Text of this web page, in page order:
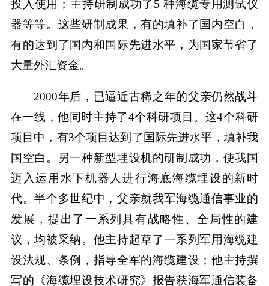
投入使用；主持研制成功了5 种海缆专用测试仪
器等等。这些研制成果，有的填补了国内空白，
有的达到了国内和国际先进水平，为国家节省了
大量外汇资金。
2000年后，已逼近古稀之年的父亲仍然战斗
在一线，他同时主持了4个科研项目。这4个科研
项目中，有3个项目达到了国际先进水平，填补我
国空白。另一种新型埋设机的研制成功，使我国
迈入运用水下机器人进行海底海缆埋设的新时
代。半个多世纪中，父亲就我军海缆通信事业的
发展，提出了一系列具有战略性、全局性的建
议，均被采纳。他主持起草了一系列军用海缆建
设法规、条例，指导全军的海缆建设；他主持撰
写的《海缆埋设技术研究》报告获海军通信装备